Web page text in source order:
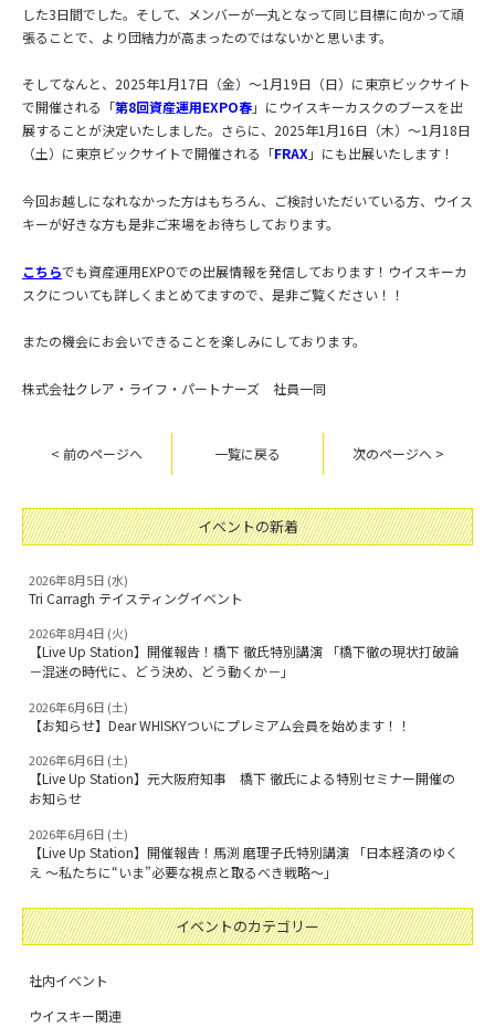
した3日間でした。そして、メンバーが一丸となって同じ目標に向かって頑
張ることで、より団結力が高まったのではないかと思います。
そしてなんと、2025年1月17日（金）～1月19日（日）に東京ビックサイト
で開催される「第8回資産運用EXPO春」にウイスキーカスクのブースを出
展することが決定いたしました。さらに、2025年1月16日（木）～1月18日
（土）に東京ビックサイトで開催される「FRAX」にも出展いたします！
今回お越しになれなかった方はもちろん、ご検討いただいている方、ウイス
キーが好きな方も是非ご来場をお待ちしております。
こちらでも資産運用EXPOでの出展情報を発信しております！ウイスキーカ
スクについても詳しくまとめてますので、是非ご覧ください！！
またの機会にお会いできることを楽しみにしております。
株式会社クレア・ライフ・パートナーズ 社員一同
< 前のページへ 一覧に戻る 次のページへ >
イベントの新着
2026年8月5日 (水)
Tri Carragh テイスティングイベント
2026年8月4日 (火)
【Live Up Station】開催報告！橋下 徹氏特別講演 「橋下徹の現状打破論
－混迷の時代に、どう決め、どう動くか－」
2026年6月6日 (土)
【お知らせ】Dear WHISKYついにプレミアム会員を始めます！！
2026年6月6日 (土)
【Live Up Station】元大阪府知事 橋下 徹氏による特別セミナー開催の
お知らせ
2026年6月6日 (土)
【Live Up Station】開催報告！馬渕 磨理子氏特別講演 「日本経済のゆく
え ～私たちに“いま”必要な視点と取るべき戦略～」
イベントのカテゴリー
社内イベント
ウイスキー関連